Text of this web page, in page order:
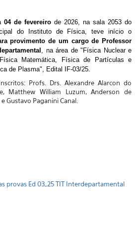
04 de fevereiro de 2026, na sala 2053 do
do Instituto de Física, teve início o
provimento de um cargo de Professor
, na área de "Física Nuclear e
Matemática, Física de Partículas e
de Plasma", Edital IF-03/25.
Profs. Drs. Alexandre Alarcon do
Matthew William Luzum, Anderson de
Gustavo Paganini Canal.
provas Ed 03_25 TIT Interdepartamental